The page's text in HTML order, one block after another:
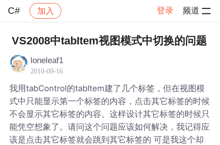
C# 加入 登录 频道
社区 C# 帖子详情
VS2008中tabItem视图模式中切换的问题
loneleaf1
2010-09-16
我用tabControl的tabItem建了几个标签，但在视图模
式中只能显示第一个标签的内容，点击其它标签的时候
不会显示其它标签的内容。这样设计其它标签的时候只
能凭空想象了。请问这个问题应该如何解决，我记得应
该是点击其它标签就会跳到其它标签的 可是我这个却